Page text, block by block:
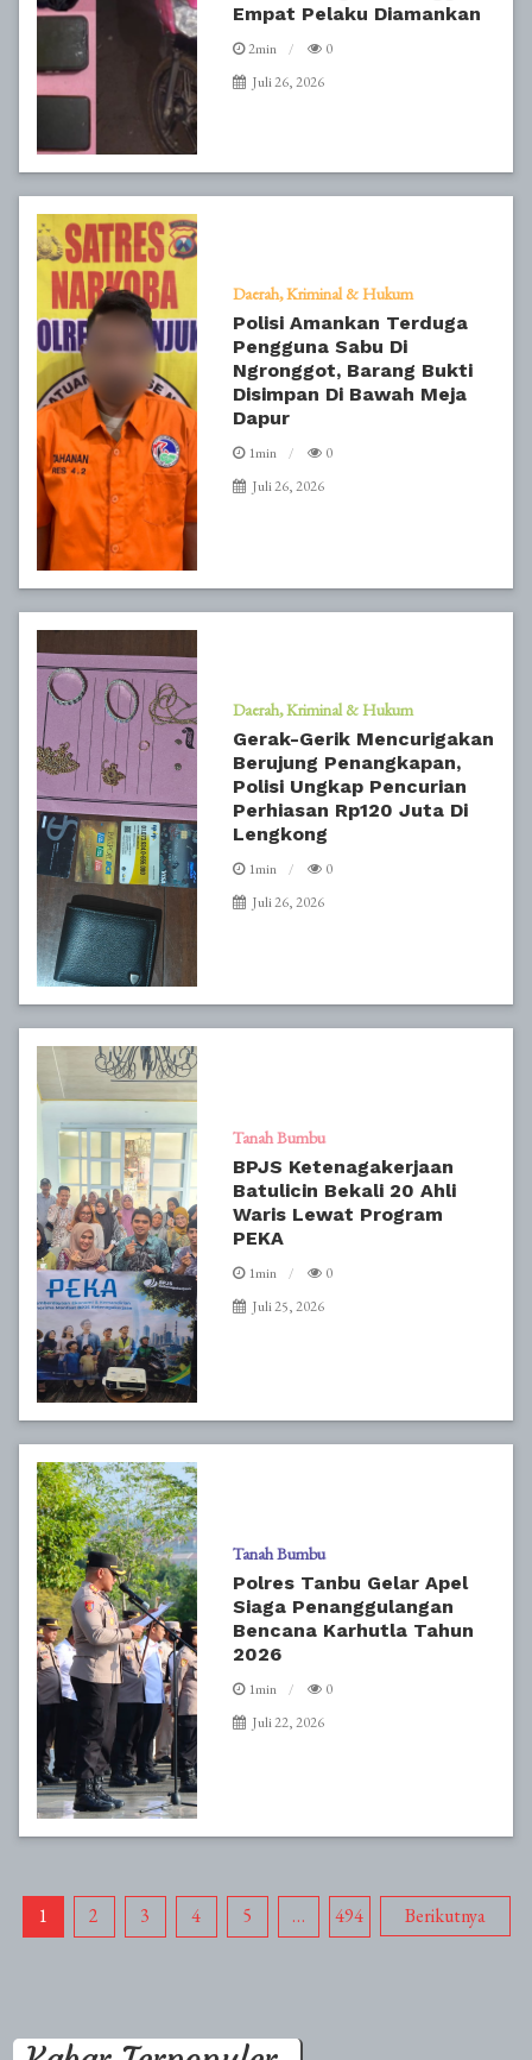
Empat Pelaku Diamankan
2min
0
Juli 26, 2026
Daerah Kriminal & Hukum
Polisi Amankan Terduga
Pengguna Sabu Di
Ngronggot, Barang Bukti
Disimpan Di Bawah Meja
Dapur
1min
0
Juli 26, 2026
Daerah Kriminal & Hukum
Gerak-Gerik Mencurigakan
Berujung Penangkapan,
Polisi Ungkap Pencurian
Perhiasan Rp120 Juta Di
Lengkong
1min
0
Juli 26, 2026
Tanah Bumbu
BPJS Ketenagakerjaan
Batulicin Bekali 20 Ahli
Waris Lewat Program
PEKA
1min
0
Juli 25, 2026
Tanah Bumbu
Polres Tanbu Gelar Apel
Siaga Penanggulangan
Bencana Karhutla Tahun
2026
1min
0
Juli 22, 2026
Paginasi
1 2 3 4 5 … 494 Berikutnya